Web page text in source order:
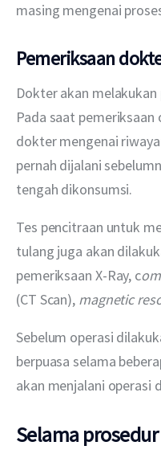
masing mengenai
Pemeriksaan
Dokter akan
Pada saat
dokter mengenai
pernah dijalani
tengah dikonsumsi.
Tes pencitraan untuk
tulang juga akan
pemeriksaan X-Ray, c
(CT Scan), magnetic
Sebelum operasi
berpuasa selama
akan menjalani operasi
Selama